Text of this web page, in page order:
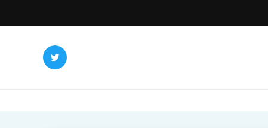
to